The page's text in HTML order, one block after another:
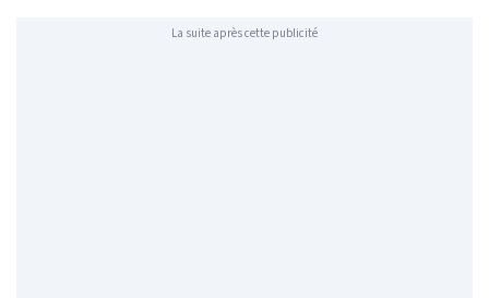
La suite après cette publicité